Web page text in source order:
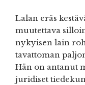
Lalan eräs
muutettava
nykyisen lain
tavattoman
Hän on antanut
juridiset